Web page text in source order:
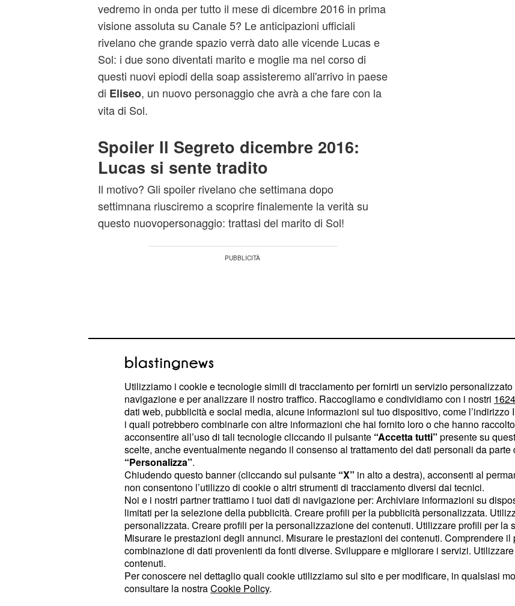
vedremo in onda per tutto il mese di dicembre 2016 in prima
visione assoluta su Canale 5? Le anticipazioni ufficiali
rivelano che grande spazio verrà dato alle vicende Lucas e
Sol: i due sono diventati marito e moglie ma nel corso di
questi nuovi epiodi della soap assisteremo all'arrivo in paese
di Eliseo, un nuovo personaggio che avrà a che fare con la
vita di Sol.
Spoiler Il Segreto dicembre 2016:
Lucas si sente tradito
Il motivo? Gli spoiler rivelano che settimana dopo
settimnana riusciremo a scoprire finalemente la verità su
questo nuovopersonaggio: trattasi del marito di Sol!
Ebbene sì, la donna era già sposata e per tutto questo
tempo non ha detto la verità al suo amato, il quale si sentirà
profondamente tradito daSol.Come se non bastasse, poi,
scopriremo che nonostanteSolcercherà di fare il possibile
per dimostrare che le nozze conEliseonon sono ufficiali'
verrà smentita categoricamente quando in seguito a degli
accertamenti verrà a sapere che quelle nozze avevano una
validità ai fini giuridici e quindi non può fare altro che
rassegnarsi.
Utilizziamo i cookie e tecnologie simili di tracciamento per fornirti un servizio
navigazione e per analizzare il nostro traffico. Raccogliamo e condividiamo con i nostri 1624
dati web, pubblicità e social media, alcune informazioni sul tuo dispositivo, come
i quali potrebbero combinarle con altre informazioni che hai fornito loro o che hanno
acconsentire all’uso di tali tecnologie cliccando il pulsante “Accetta tutti” presente su
scelte, anche eventualmente negando il consenso al trattamento dei dati personali da
“Personalizza”.
Chiudendo questo banner (cliccando sul pulsante “X” in alto a destra), acconsenti al
non consentono l’utilizzo di cookie o altri strumenti di tracciamento diversi dai tecnici.
Noi e i nostri partner trattiamo i tuoi dati di navigazione per: Archiviare informazioni su
limitati per la selezione della pubblicità. Creare profili per la pubblicità personalizzata.
personalizzata. Creare profili per la personalizzazione dei contenuti. Utilizzare profili per la
Misurare le prestazioni degli annunci. Misurare le prestazioni dei contenuti. Comprendere
combinazione di dati provenienti da fonti diverse. Sviluppare e migliorare i servizi.
contenuti.
Per conoscere nel dettaglio quali cookie utilizziamo sul sito e per modificare, in qualsiasi
consultare la nostraCookie Policy.